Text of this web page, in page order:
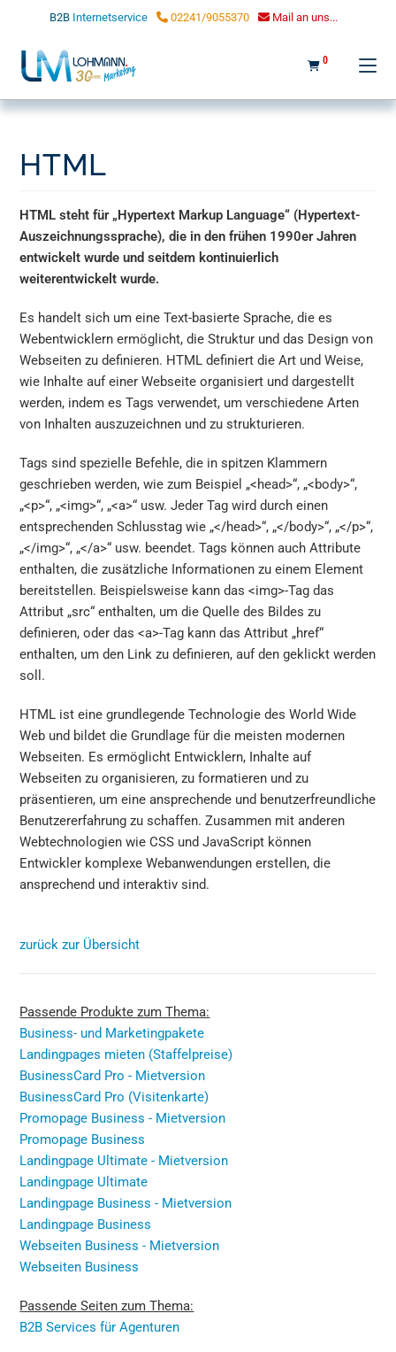
LOHMANN MARKETING
B2B Internetservice 02241/9055370 Mail an uns...
0
HTML
HTML steht für „Hypertext Markup Language“ (Hypertext-
Auszeichnungssprache), die in den frühen 1990er Jahren
entwickelt wurde und seitdem kontinuierlich
weiterentwickelt wurde.
Es handelt sich um eine Text-basierte Sprache, die es
Webentwicklern ermöglicht, die Struktur und das Design von
Webseiten zu definieren. HTML definiert die Art und Weise,
wie Inhalte auf einer Webseite organisiert und dargestellt
werden, indem es Tags verwendet, um verschiedene Arten
von Inhalten auszuzeichnen und zu strukturieren.
Tags sind spezielle Befehle, die in spitzen Klammern
geschrieben werden, wie zum Beispiel „<head>“, „<body>“,
„<p>“, „<img>“, „<a>“ usw. Jeder Tag wird durch einen
entsprechenden Schlusstag wie „</head>“, „</body>“, „</p>“,
„</img>“, „</a>“ usw. beendet. Tags können auch Attribute
enthalten, die zusätzliche Informationen zu einem Element
bereitstellen. Beispielsweise kann das <img>-Tag das
Attribut „src“ enthalten, um die Quelle des Bildes zu
definieren, oder das <a>-Tag kann das Attribut „href“
enthalten, um den Link zu definieren, auf den geklickt werden
soll.
HTML ist eine grundlegende Technologie des World Wide
Web und bildet die Grundlage für die meisten modernen
Webseiten. Es ermöglicht Entwicklern, Inhalte auf
Webseiten zu organisieren, zu formatieren und zu
präsentieren, um eine ansprechende und benutzerfreundliche
Benutzererfahrung zu schaffen. Zusammen mit anderen
Webtechnologien wie CSS und JavaScript können
Entwickler komplexe Webanwendungen erstellen, die
ansprechend und interaktiv sind.
zurück zur Übersicht
Passende Produkte zum Thema:
Business- und Marketingpakete
Landingpages mieten (Staffelpreise)
BusinessCard Pro - Mietversion
BusinessCard Pro (Visitenkarte)
Promopage Business - Mietversion
Promopage Business
Landingpage Ultimate - Mietversion
Landingpage Ultimate
Landingpage Business - Mietversion
Landingpage Business
Webseiten Business - Mietversion
Webseiten Business
Passende Seiten zum Thema:
B2B Services für Agenturen